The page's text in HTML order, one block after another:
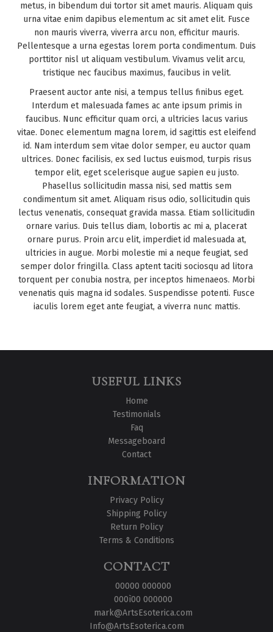
metus, in bibendum dui tortor sit amet mauris. Aliquam quis
urna vitae enim dapibus elementum ac sit amet elit. Fusce
non mauris viverra, viverra arcu non, efficitur mauris.
Pellentesque a urna egestas lorem porta condimentum. Duis
porttitor nisl ut aliquam vestibulum. Vivamus velit arcu,
tristique nec faucibus maximus, faucibus in velit.
Praesent auctor ante nisi, a tempus tellus finibus eget.
Interdum et malesuada fames ac ante ipsum primis in
faucibus. Nunc efficitur quam orci, a ultricies lacus varius
vitae. Donec elementum magna lorem, id sagittis est eleifend
id. Nam interdum sem vitae dolor semper, eu auctor quam
ultrices. Donec facilisis, ex sed luctus euismod, turpis risus
tempor elit, eget scelerisque augue sapien eu justo.
Phasellus sollicitudin massa nisi, sed mattis sem
condimentum sit amet. Aliquam risus odio, sollicitudin quis
lectus venenatis, consequat gravida massa. Etiam sollicitudin
ornare varius. Duis tellus diam, lobortis ac mi a, placerat
ornare purus. Proin arcu elit, imperdiet id malesuada at,
ultricies in augue. Morbi molestie mi a neque feugiat, sed
semper dolor fringilla. Class aptent taciti sociosqu ad litora
torquent per conubia nostra, per inceptos himenaeos. Morbi
venenatis quis magna id sodales. Suspendisse potenti. Fusce
iaculis lorem eget ante feugiat, a viverra nunc mattis.
USEFUL LINKS
Home
Testimonials
Faq
Messageboard
Contact
INFORMATION
Privacy Policy
Shipping Policy
Return Policy
Terms & Conditions
CONTACT
00000 000000
000ì00 000000
mark@ArtsEsoterica.com
Info@ArtsEsoterica.com